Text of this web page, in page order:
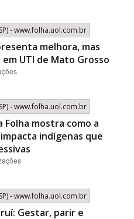
- www.folha.uol.com.br
melhora, mas
UTI de Mato Grosso
- www.folha.uol.com.br
Folha mostra como a
indígenas que
- www.folha.uol.com.br
Gestar, parir e